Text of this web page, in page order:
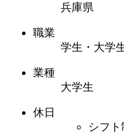
兵庫県
職業
学生・大学
業種
大学生
休日
シフト